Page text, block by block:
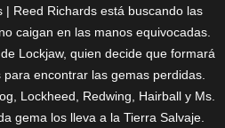
| Reed Richards está buscando las
caigan en las manos equivocadas.
Lockjaw, quien decide que formará
encontrar las gemas perdidas.
Lockheed, Redwing, Hairball y Ms.
gema los lleva a la Tierra Salvaje.